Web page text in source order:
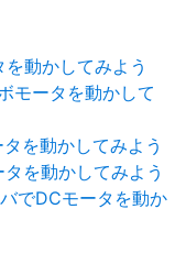
動かしてみよう
モータを動かして
を動かしてみよう
を動かしてみよう
でDCモータを動か